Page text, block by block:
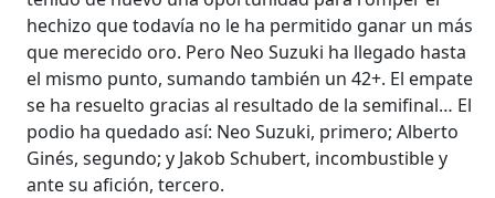
hechizo que todavía no le ha permitido ganar un más
que merecido oro. Pero Neo Suzuki ha llegado hasta
el mismo punto, sumando también un 42+. El empate
se ha resuelto gracias al resultado de la semifinal… El
podio ha quedado así: Neo Suzuki, primero; Alberto
Ginés, segundo; y Jakob Schubert, incombustible y
ante su afición, tercero.